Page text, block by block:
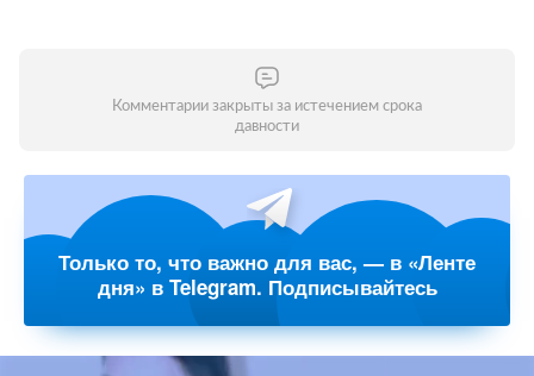
Комментарии закрыты за истечением срока
давности
Только то, что важно для вас, — в «Ленте
дня» в Telegram. Подписывайтесь